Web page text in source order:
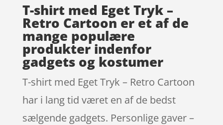
T-shirt med Eget Tryk –
Retro Cartoon er et af de
mange populære
produkter indenfor
gadgets og kostumer
T-shirt med Eget Tryk – Retro Cartoon
har i lang tid været en af de bedst
sælgende gadgets. Personlige gaver –